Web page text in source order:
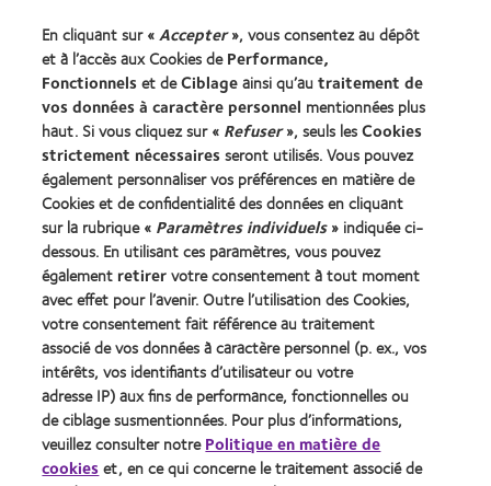
Technologie des lentilles de contact
Trouver un specialiste
Lentilles de contact et vision
Nouveau porteur
Porteur de longue date
À propos de CooperVision
Carrières
Actualites
Contact
Legal
En cliquant sur «Accepter», vous consentez au dépôt
et à l’accès aux Cookies dePerformance,
Fonctionnelset deCiblageainsi qu’autraitement de
vos données à caractère personnel mentionnées plus
haut. Si vous cliquez sur « Refuser», seuls lesCookies
strictement nécessairesseront utilisés. Vous pouvez
également personnaliser vos préférences en matière de
Cookies et de confidentialité des données en cliquant
sur la rubrique « Paramètres individuels» indiquée ci-
dessous. En utilisant ces paramètres, vous pouvez
également retirervotre consentement à tout moment
avec effet pour l’avenir. Outre l’utilisation des Cookies,
votre consentement fait référence au traitement
associé de vos données à caractère personnel (p. ex., vos
intérêts, vos identifiants d’utilisateur ou votre
adresse IP) aux fins de performance, fonctionnelles ou
de ciblage susmentionnées. Pour plus d’informations,
veuillez consulter notrePolitique en matière de
cookieset, en ce qui concerne le traitement associé de